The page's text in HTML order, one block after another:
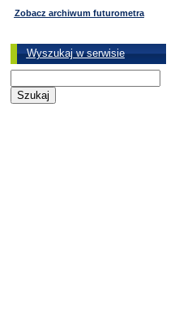
Zobacz archiwum futurometra
Wyszukaj w serwisie